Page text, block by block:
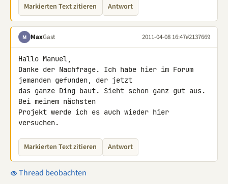
Markierten Text zitieren Antwort
M MaxGast 2011-04-08 16:47#2137669
Hallo Manuel,
Danke der Nachfrage. Ich habe hier im Forum
jemanden gefunden, der jetzt
das ganze Ding baut. Sieht schon ganz gut aus.
Bei meinem nächsten
Projekt werde ich es auch wieder hier
versuchen.
Markierten Text zitieren Antwort
Thread beobachten